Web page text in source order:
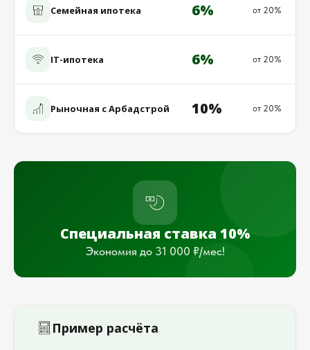
Семейная ипотека 6% от 20%
IT-ипотека 6% от 20%
Рыночная с Арбадстрой 10% от 20%
Специальная ставка 10%
Экономия до 31 000 ₽/мес!
Пример расчёта